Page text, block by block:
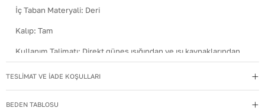
İç Taban Materyali: Deri
Kalıp: Tam
Kullanım Talimatı: Direkt güneş ışığından ve ısı kaynaklarından
uzak tutun.
Hakiki Deri
Menşei:Türkiye
TESLİMAT VE İADE KOŞULLARI
BEDEN TABLOSU